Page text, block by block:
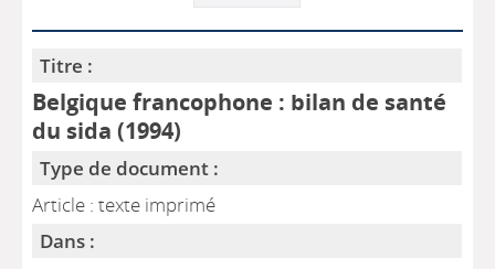
Titre :
Belgique francophone : bilan de santé
du sida (1994)
Type de document :
Article : texte imprimé
Dans :